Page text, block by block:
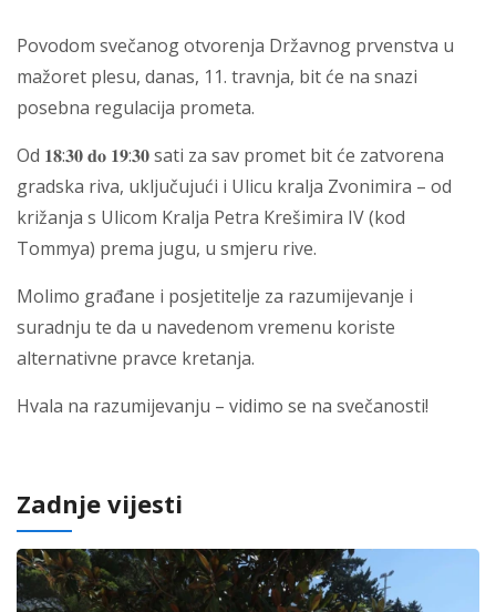
Povodom svečanog otvorenja Državnog prvenstva u
mažoret plesu, danas, 11. travnja, bit će na snazi
posebna regulacija prometa.
Od 𝟏𝟖:𝟑𝟎 𝐝𝐨 𝟏𝟗:𝟑𝟎 sati za sav promet bit će zatvorena
gradska riva, uključujući i Ulicu kralja Zvonimira – od
križanja s Ulicom Kralja Petra Krešimira IV (kod
Tommya) prema jugu, u smjeru rive.
Molimo građane i posjetitelje za razumijevanje i
suradnju te da u navedenom vremenu koriste
alternativne pravce kretanja.
Hvala na razumijevanju – vidimo se na svečanosti!
Zadnje vijesti